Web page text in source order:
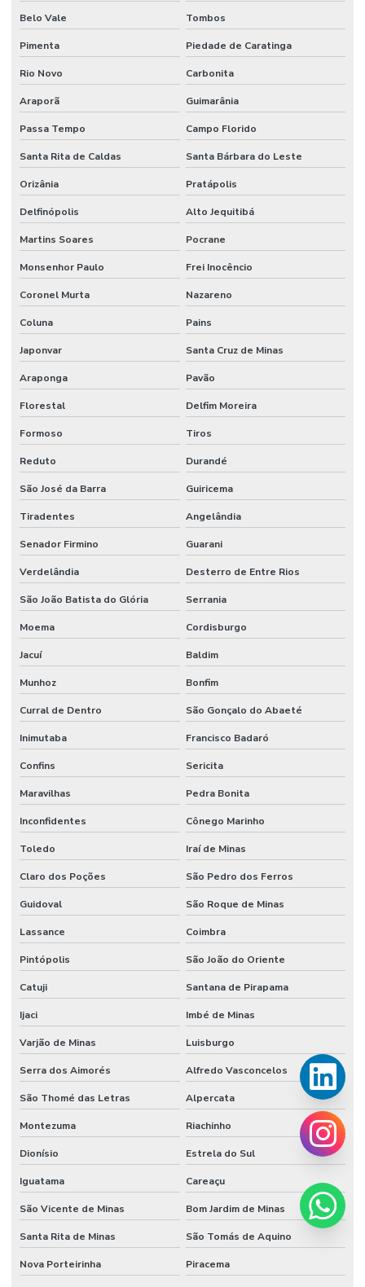
Belo Vale Tombos
Pimenta Piedade de Caratinga
Rio Novo Carbonita
Araporã Guimarânia
Passa Tempo Campo Florido
Santa Rita de Caldas Santa Bárbara do Leste
Orizânia Pratápolis
Delfinópolis Alto Jequitibá
Martins Soares Pocrane
Monsenhor Paulo Frei Inocêncio
Coronel Murta Nazareno
Coluna Pains
Japonvar Santa Cruz de Minas
Araponga Pavão
Florestal Delfim Moreira
Formoso Tiros
Reduto Durandé
São José da Barra Guiricema
Tiradentes Angelândia
Senador Firmino Guarani
Verdelândia Desterro de Entre Rios
São João Batista do Glória Serrania
Moema Cordisburgo
Jacuí Baldim
Munhoz Bonfim
Curral de Dentro São Gonçalo do Abaeté
Inimutaba Francisco Badaró
Confins Sericita
Maravilhas Pedra Bonita
Inconfidentes Cônego Marinho
Toledo Iraí de Minas
Claro dos Poções São Pedro dos Ferros
Guidoval São Roque de Minas
Lassance Coimbra
Pintópolis São João do Oriente
Catuji Santana de Pirapama
Ijaci Imbé de Minas
Varjão de Minas Luisburgo
Serra dos Aimorés Alfredo Vasconcelos
São Thomé das Letras Alpercata
Montezuma Riachinho
Dionísio Estrela do Sul
Iguatama Careaçu
São Vicente de Minas Bom Jardim de Minas
Santa Rita de Minas São Tomás de Aquino
Nova Porteirinha Piracema